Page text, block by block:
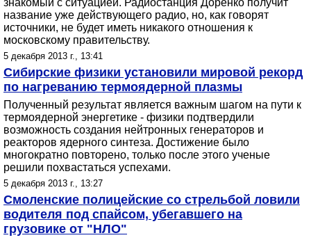
знакомый с ситуацией. Радиостанция Доренко получит
название уже действующего радио, но, как говорят
источники, не будет иметь никакого отношения к
московскому правительству.
5 декабря 2013 г., 13:41
Сибирские физики установили мировой рекорд
по нагреванию термоядерной плазмы
Полученный результат является важным шагом на пути к
термоядерной энергетике - физики подтвердили
возможность создания нейтронных генераторов и
реакторов ядерного синтеза. Достижение было
многократно повторено, только после этого ученые
решили похвастаться успехами.
5 декабря 2013 г., 13:27
Смоленские полицейские со стрельбой ловили
водителя под спайсом, убегавшего на
грузовике от "НЛО"